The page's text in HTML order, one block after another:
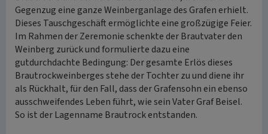
Gegenzug eine ganze Weinberganlage des Grafen erhielt.
Dieses Tauschgeschäft ermöglichte eine großzügige Feier.
Im Rahmen der Zeremonie schenkte der Brautvater den
Weinberg zurück und formulierte dazu eine
gutdurchdachte Bedingung: Der gesamte Erlös dieses
Brautrockweinberges stehe der Tochter zu und diene ihr
als Rückhalt, für den Fall, dass der Grafensohn ein ebenso
ausschweifendes Leben führt, wie sein Vater Graf Beisel.
So ist der Lagenname Brautrock entstanden.